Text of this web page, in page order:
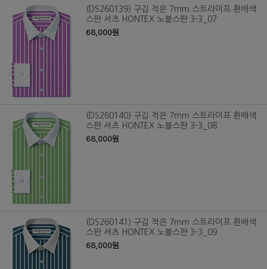
(DS260139) 구김 적은 7mm 스트라이프 흰배색
스판 셔츠 HONTEX 노블스판 3-3_07
68,000원
(DS260140) 구김 적은 7mm 스트라이프 흰배색
스판 셔츠 HONTEX 노블스판 3-3_08
68,000원
(DS260141) 구김 적은 7mm 스트라이프 흰배색
스판 셔츠 HONTEX 노블스판 3-3_09
68,000원